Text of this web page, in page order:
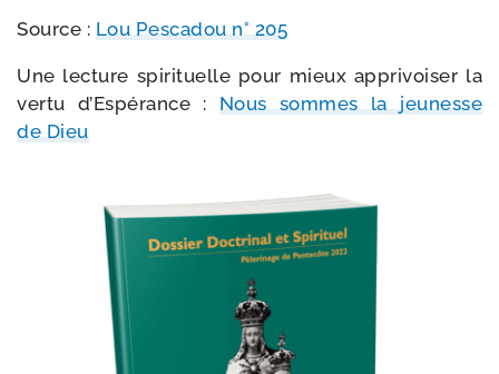
Source : Lou Pescadou n° 205
Une lec­ture spi­ri­tuelle pour mieux appri­voi­ser la
ver­tu d’Espérance : Nous sommes la jeu­nesse
de Dieu